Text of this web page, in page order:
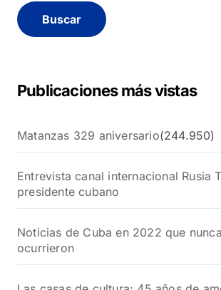
c
a
Publicaciones más vistas
Matanzas 329 aniversario(244.950)
Entrevista canal internacional Rusia
presidente cubano
Noticias de Cuba en 2022 que nunca
ocurrieron